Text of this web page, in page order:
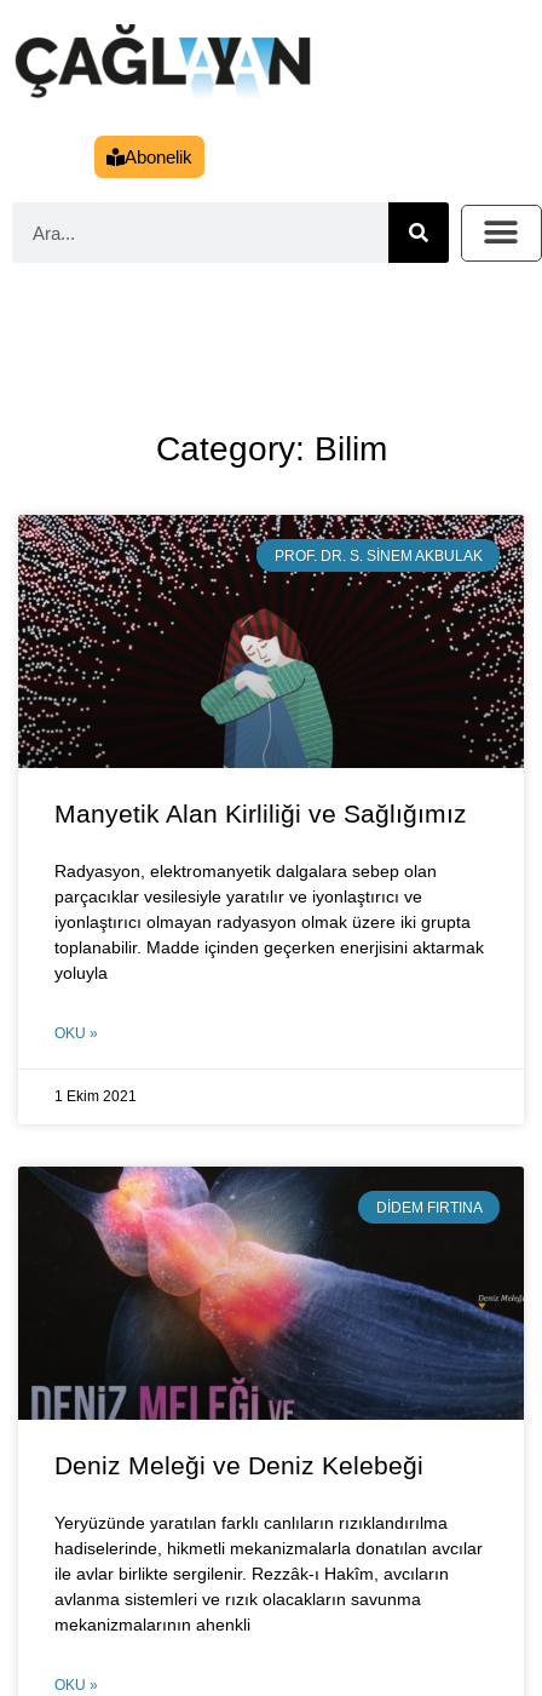
Abonelik
Category: Bilim
PROF. DR. S. SINEM AKBULAK
Manyetik Alan Kirliliği ve Sağlığımız
Radyasyon, elektromanyetik dalgalara sebep olan
parçacıklar vesilesiyle yaratılır ve iyonlaştırıcı ve
iyonlaştırıcı olmayan radyasyon olmak üzere iki grupta
toplanabilir. Madde içinden geçerken enerjisini aktarmak
yoluyla
OKU »
1 Ekim 2021
DIDEM FIRTINA
Deniz Meleği ve Deniz Kelebeği
Yeryüzünde yaratılan farklı canlıların rızıklandırılma
hadiselerinde, hikmetli mekanizmalarla donatılan avcılar
ile avlar birlikte sergilenir. Rezzâk-ı Hakîm, avcıların
avlanma sistemleri ve rızık olacakların savunma
mekanizmalarının ahenkli
OKU »